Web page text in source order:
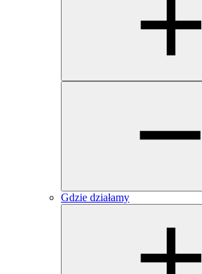
Gdzie działamy